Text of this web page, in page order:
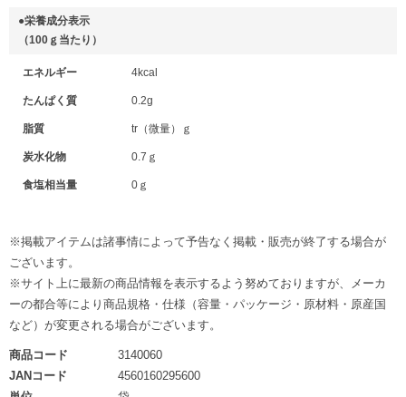
商品コード
3140060
JANコード
4560160295600
●栄養成分表示
（100ｇ当たり）
エネルギー 4kcal
たんぱく質 0.2g
脂質 tr（微量）ｇ
炭水化物 0.7ｇ
食塩相当量 0ｇ
※掲載アイテムは諸事情によって予告なく掲載・販売が終了する場合が
ございます。
※サイト上に最新の商品情報を表示するよう努めておりますが、メーカ
ーの都合等により商品規格・仕様（容量・パッケージ・原材料・原産国
など）が変更される場合がございます。